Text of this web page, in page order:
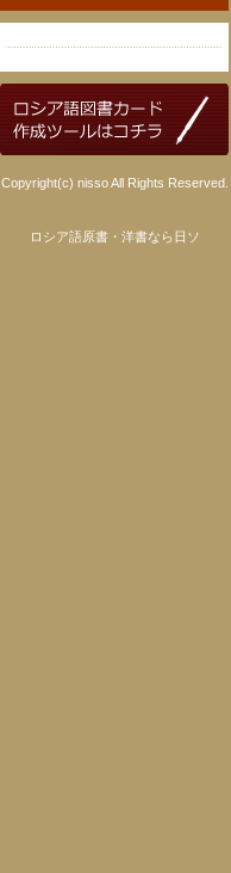
Copyright(c) nisso All Rights Reserved.
ロシア語原書・洋書なら日ソ